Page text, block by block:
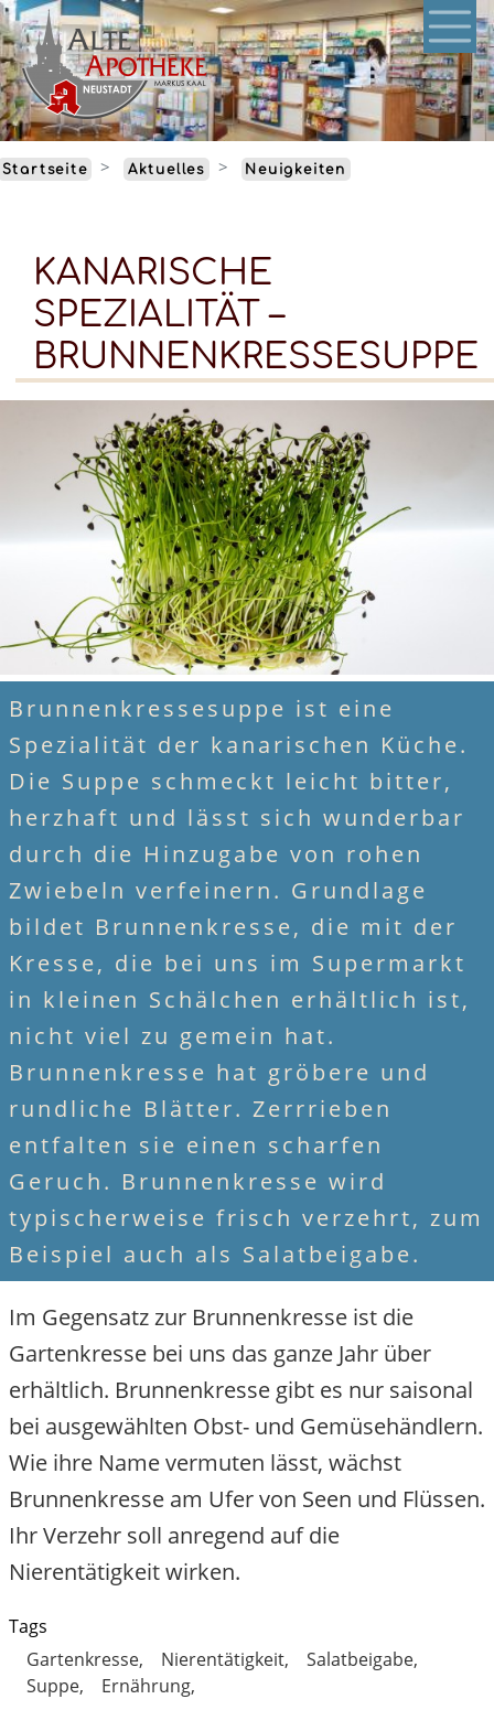
Direkt
zum
Inhalt
Startseite Aktuelles Neuigkeiten
KANARISCHE
SPEZIALITÄT –
BRUNNENKRESSESUPPE
Brunnenkressesuppe ist eine
Spezialität der kanarischen Küche.
Die Suppe schmeckt leicht bitter,
herzhaft und lässt sich wunderbar
durch die Hinzugabe von rohen
Zwiebeln verfeinern. Grundlage
bildet Brunnenkresse, die mit der
Kresse, die bei uns im Supermarkt
in kleinen Schälchen erhältlich ist,
nicht viel zu gemein hat.
Brunnenkresse hat gröbere und
rundliche Blätter. Zerrrieben
entfalten sie einen scharfen
Geruch. Brunnenkresse wird
typischerweise frisch verzehrt, zum
Beispiel auch als Salatbeigabe.
Im Gegensatz zur Brunnenkresse ist die
Gartenkresse bei uns das ganze Jahr über
erhältlich. Brunnenkresse gibt es nur saisonal
bei ausgewählten Obst- und Gemüsehändlern.
Wie ihre Name vermuten lässt, wächst
Brunnenkresse am Ufer von Seen und Flüssen.
Ihr Verzehr soll anregend auf die
Nierentätigkeit wirken.
Tags
Gartenkresse
Nierentätigkeit
Salatbeigabe
Suppe
Ernährung